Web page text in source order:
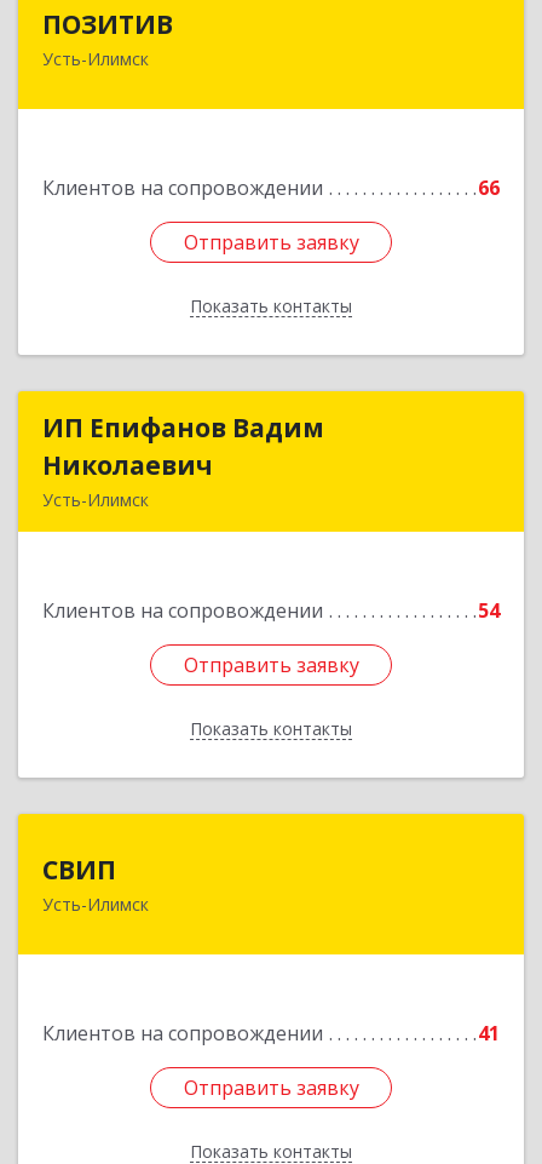
ПОЗИТИВ
Усть-Илимск
Клиентов на сопровождении 66
Отправить заявку
Показать контакты
666679, Иркутская обл, Усть-Илимск г, Дружбы
Отправить заявку
Назад
ИП Епифанов Вадим
Николаевич
Усть-Илимск
Клиентов на сопровождении 54
Отправить заявку
Показать контакты
ИП Епифанов Вадим
Подробнее
Отправить заявку
Назад
СВИП
Усть-Илимск
Клиентов на сопровождении 41
Отправить заявку
Показать контакты
666685, Иркутская обл, Усть-Илимск г,
Отправить заявку
Назад